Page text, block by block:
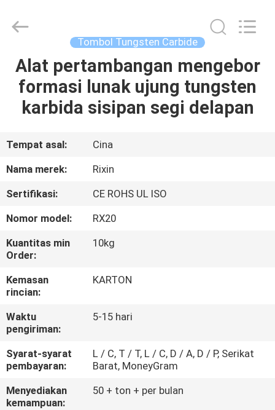
RUMAH
PRODUK
TENTANG
KITA
WISATA
PABRIK
KONTROL
KUALITAS
HUBUNGI
KAMI
BERITA
Carbide
Reserved.
Tombol Tungsten Carbide
Alat pertambangan mengebor
formasi lunak ujung tungsten
karbida sisipan segi delapan
Tempat asal:
Cina
Nama merek:
Rixin
Sertifikasi:
CE ROHS UL ISO
Nomor model:
RX20
Kuantitas min
Order:
10kg
Kemasan
rincian:
KARTON
Waktu
pengiriman:
5-15 hari
Syarat-syarat
pembayaran:
L / C, T / T, L / C, D / A, D / P, Serikat
Barat, MoneyGram
Menyediakan
kemampuan:
50 + ton + per bulan